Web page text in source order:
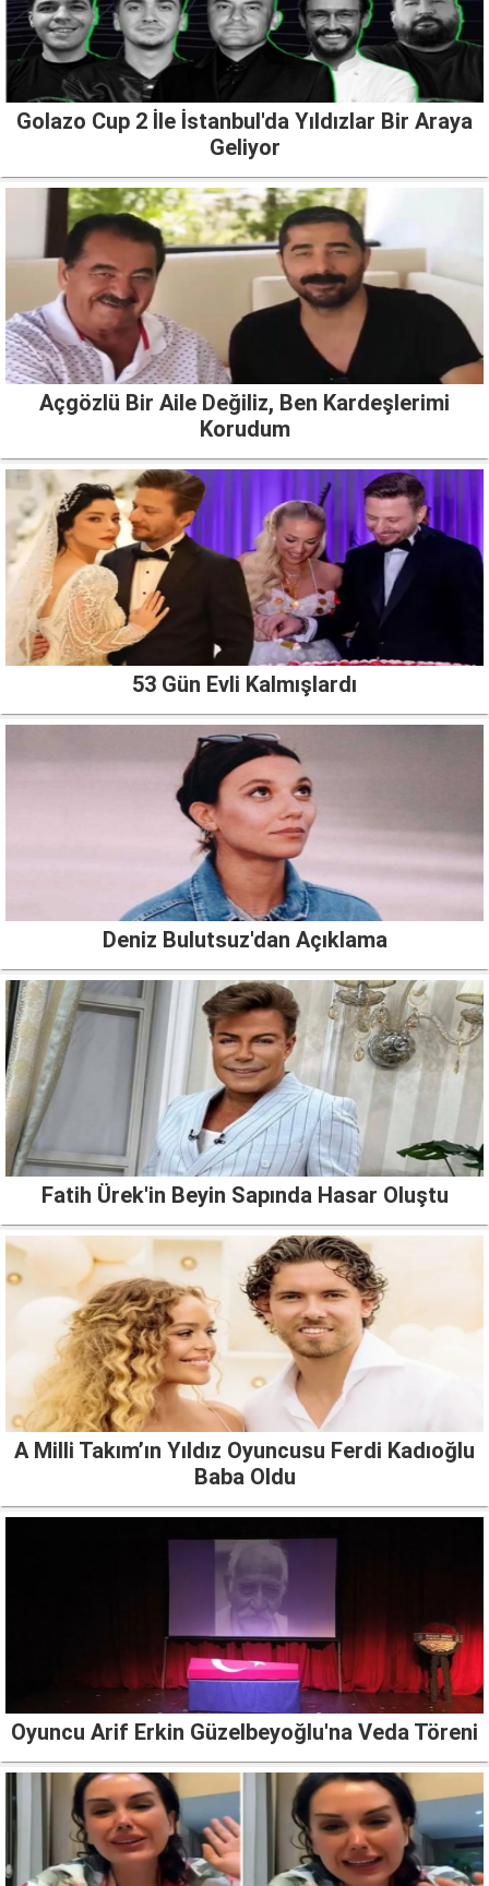
Golazo Cup 2 İle İstanbul'da Yıldızlar Bir Araya
Geliyor
Açgözlü Bir Aile Değiliz, Ben Kardeşlerimi
Korudum
53 Gün Evli Kalmışlardı
Deniz Bulutsuz'dan Açıklama
Fatih Ürek'in Beyin Sapında Hasar Oluştu
A Milli Takım’ın Yıldız Oyuncusu Ferdi Kadıoğlu
Baba Oldu
Oyuncu Arif Erkin Güzelbeyoğlu'na Veda Töreni